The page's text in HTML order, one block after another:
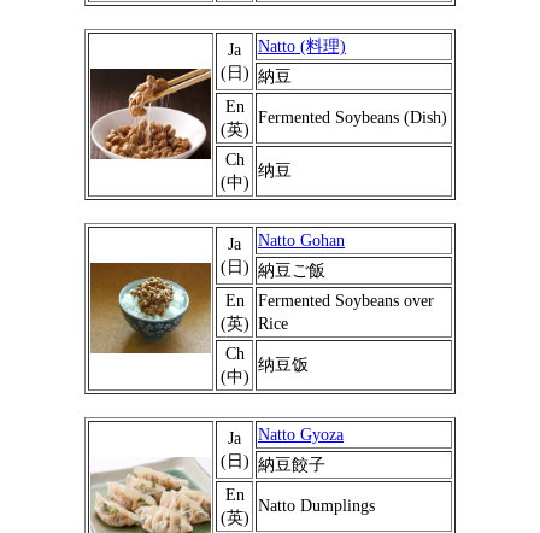
Ja
(日)
Natto (料理)
納豆
En
(英)
Fermented Soybeans (Dish)
Ch
(中)
纳豆
Ja
(日)
Natto Gohan
納豆ご飯
En
(英)
Fermented Soybeans over
Rice
Ch
(中)
纳豆饭
Ja
(日)
Natto Gyoza
納豆餃子
En
(英)
Natto Dumplings